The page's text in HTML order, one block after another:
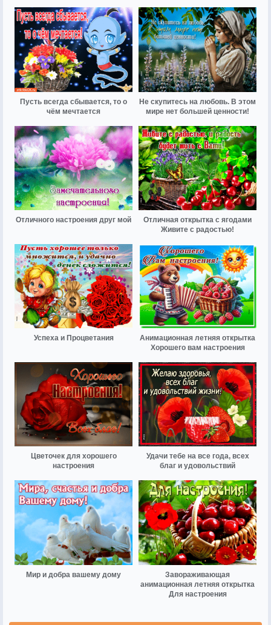
Пусть всегда сбывается, то о
чём мечтается
Не скупитесь на любовь. В этом
мире нет большей ценности!
Отличного настроения друг мой
Отличная открытка с ягодами
Живите с радостью!
Успеха и Процветания
Анимационная летняя открытка
Хорошего вам настроения
Цветочек для хорошего
настроения
Удачи тебе на все года, всех
благ и удовольствий
Мир и добра вашему дому
Завораживающая
анимационная летняя открытка
Для настроения